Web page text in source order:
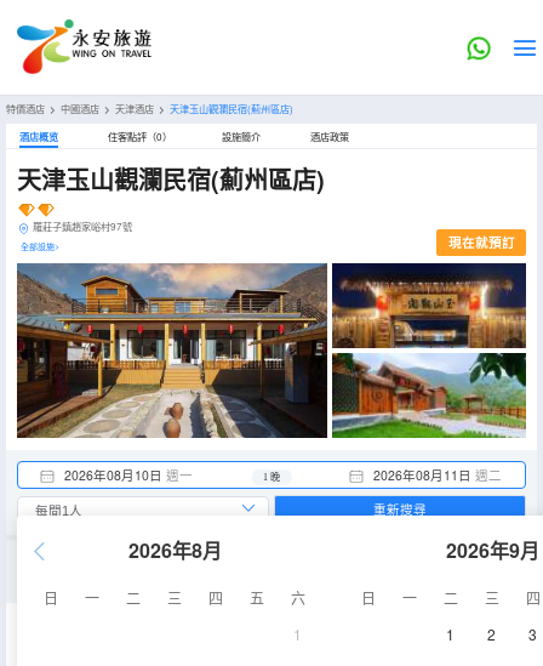
特價酒店 > 中國酒店 > 天津酒店 > 天津玉山觀瀾民宿(薊州區店)
酒店概览 住客點評（0） 設施簡介 酒店政策
天津玉山觀瀾民宿(薊州區店)
羅莊子鎮趙家峪村97號
全部設施> 現在就預訂
2026年08月10日 週一 2026年08月11日 週二
1 晚
2026年8月
日 一 二 三 四 五
六
1
2026年9月
日 一 二 三
四
1
2 3
重新搜尋
25-30㎡ 空調